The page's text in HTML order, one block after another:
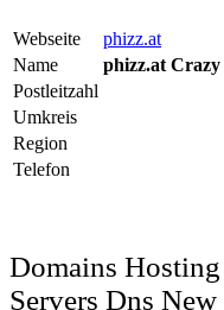
Webseite
phizz.at
Name
phizz.at Crazy
Postleitzahl
Umkreis
Region
Telefon
Domains
Servers Dns